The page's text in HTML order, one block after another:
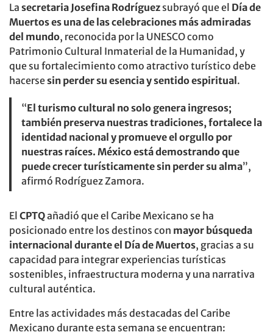
La secretaria Josefina Rodríguez subrayó que el Día de
Muertos es una de las celebraciones más admiradas
del mundo, reconocida por la UNESCO como
Patrimonio Cultural Inmaterial de la Humanidad, y
que su fortalecimiento como atractivo turístico debe
hacersesin perder su esencia y sentido espiritual .
“El turismo cultural no solo genera ingresos;
también preserva nuestras tradiciones, fortalece la
identidad nacional y promueve el orgullo por
nuestras raíces. México está demostrando que
puede crecer turísticamente sin perder su alma”,
afirmó Rodríguez Zamora.
El CPTQañadió que el Caribe Mexicano se ha
posicionado entre los destinos con mayor búsqueda
internacional durante el Día de Muertos, gracias a su
capacidad para integrar experiencias turísticas
sostenibles, infraestructura moderna y una narrativa
cultural auténtica.
Entre las actividades más destacadas del Caribe
Mexicano durante esta semana se encuentran: